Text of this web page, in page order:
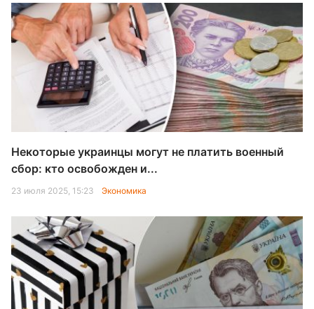
Некоторые украинцы могут не платить военный
сбор: кто освобожден и...
23 июля 2025, 15:23 Экономика